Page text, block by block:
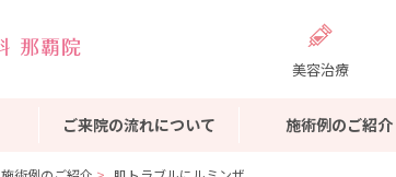
美容治療
ご来院の流れについて 施術例のご紹介